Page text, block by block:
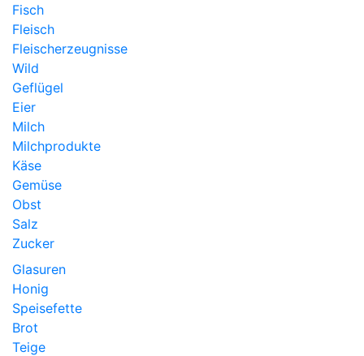
Fisch
Fleisch
Fleischerzeugnisse
Wild
Geflügel
Eier
Milch
Milchprodukte
Käse
Gemüse
Obst
Salz
Zucker
Glasuren
Honig
Speisefette
Brot
Teige